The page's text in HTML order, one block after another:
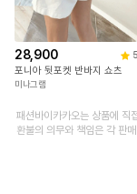
28,900 5
포니아 뒷포켓 반바지 쇼츠
미나그램
패션바이카카오는 상품에 직
환불의 의무와 책임은 각 판